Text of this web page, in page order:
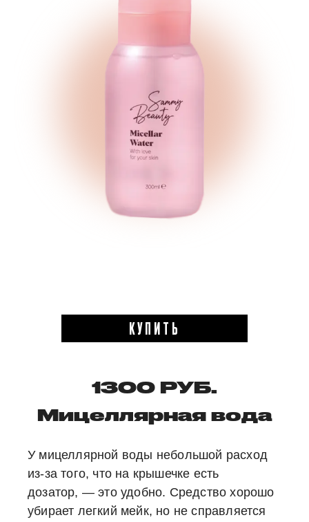
КУПИТЬ
1300 РУБ.
Мицеллярная вода
У мицеллярной воды небольшой расход
из-за того, что на крышечке есть
дозатор, — это удобно. Средство хорошо
убирает легкий мейк, но не справляется